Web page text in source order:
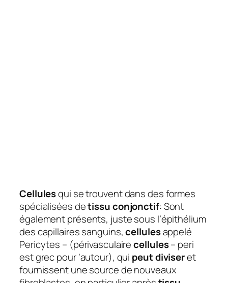
Cellulesqui se trouvent dans des formes
spécialisées detissu conjonctif: Sont
également présents, juste sous l’épithélium
des capillaires sanguins,cellulesappelé
Pericytes – (périvasculairecellules– peri
est grec pour ‘autour), qui peut diviseret
fournissent une source de nouveaux